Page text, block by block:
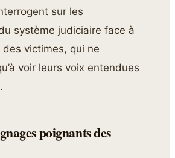
sur les
système judiciaire face à
victimes, qui ne
voir leurs voix entendues
poignants des